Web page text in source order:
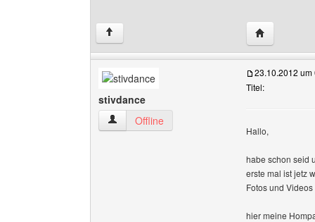
↑ Website
stivdance
stivdance Benutzer-Profile anzeigen
Offline
23.10.2012 um
Titel:
Hallo,
habe schon seid
erste mal ist jetz
Fotos und
hier meine